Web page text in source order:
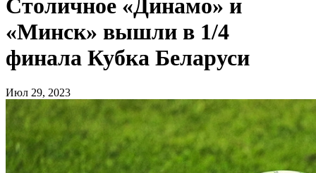
Столичное «Динамо» и
«Минск» вышли в 1/4
финала Кубка Беларуси
Июл 29, 2023